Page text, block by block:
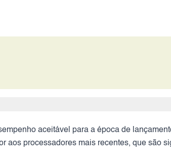
aceitável para a época de
aos processadores mais recentes, que são